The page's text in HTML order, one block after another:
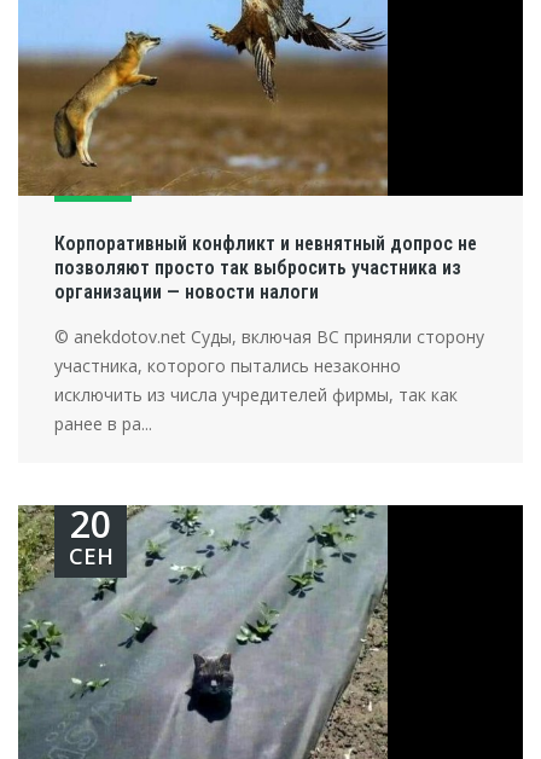
Корпоративный конфликт и невнятный допрос не
позволяют просто так выбросить участника из
организации — новости налоги
© anekdotov.net Суды, включая ВС приняли сторону
участника, которого пытались незаконно
исключить из числа учредителей фирмы, так как
ранее в ра...
20
СЕН